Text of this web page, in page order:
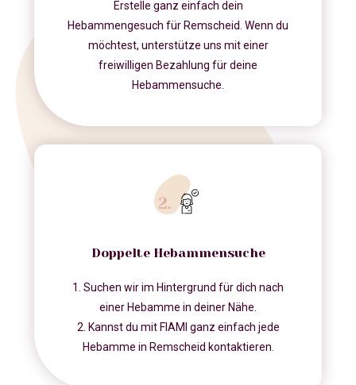
Erstelle ganz einfach dein
Hebammengesuch für Remscheid. Wenn du
möchtest, unterstütze uns mit einer
freiwilligen Bezahlung für deine
Hebammensuche.
Doppelte Hebammensuche
1. Suchen wir im Hintergrund für dich nach
einer Hebamme in deiner Nähe.
2. Kannst du mit FIAMI ganz einfach jede
Hebamme in Remscheid kontaktieren.